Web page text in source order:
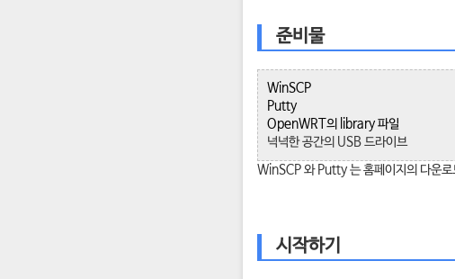
준비물
WinSCP
Putty
OpenWRT의 library 파일
넉넉한 공간의 USB 드라이브
WinSCP 와 Putty 는 홈페이지의 다운
시작하기